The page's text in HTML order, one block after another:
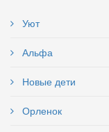
Уют
Альфа
Новые дети
Орленок